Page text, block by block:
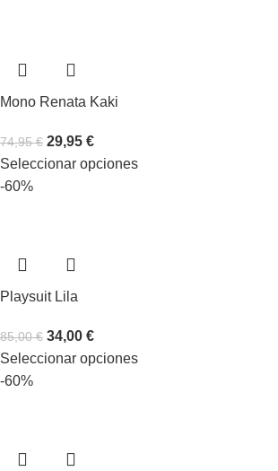
Mono Renata Kaki
74,95€ 29,95 €
Seleccionar opciones
-60%
Playsuit Lila
85,00€ 34,00 €
Seleccionar opciones
-60%